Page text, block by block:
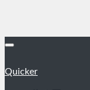
Quicker